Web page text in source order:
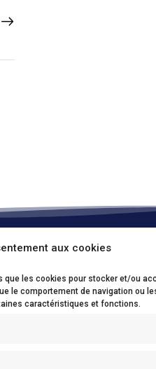
aux cookies
les cookies pour stocker et/ou
le comportement de navigation ou
caractéristiques et fonctions.
(NL)